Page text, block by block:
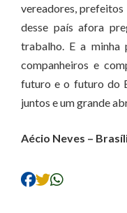
vereadores, prefeitos
desse país afora
trabalho. E a minha
companheiros e
futuro e o futuro do
juntos e um grande
Aécio Neves –